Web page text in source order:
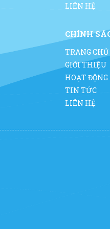
LIÊN HỆ
CHÍNH
TRANG CHỦ
GIỚI THIỆU
HOẠT ĐỘNG
TIN TỨC
LIÊN HỆ